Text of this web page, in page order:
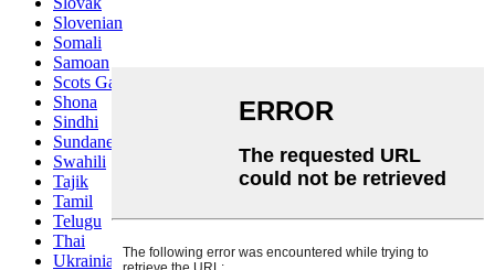
Slovenian
Somali
Samoan
Scots Gaelic
Shona
Sindhi
Sundanese
Swahili
Tajik
Tamil
Telugu
Thai
Ukrainian